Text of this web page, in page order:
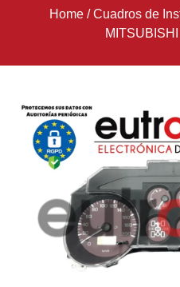
Home/Cuadros de